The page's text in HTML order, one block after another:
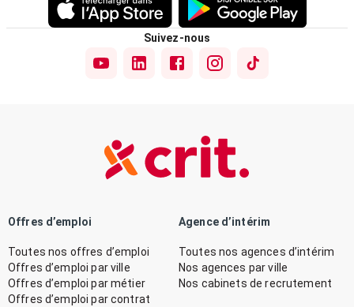
Suivez-nous
Offres d’emploi
Toutes nos offres d’emploi
Offres d’emploi par ville
Offres d’emploi par métier
Offres d’emploi par contrat
Agence d’intérim
Toutes nos agences d’intérim
Nos agences par ville
Nos cabinets de recrutement